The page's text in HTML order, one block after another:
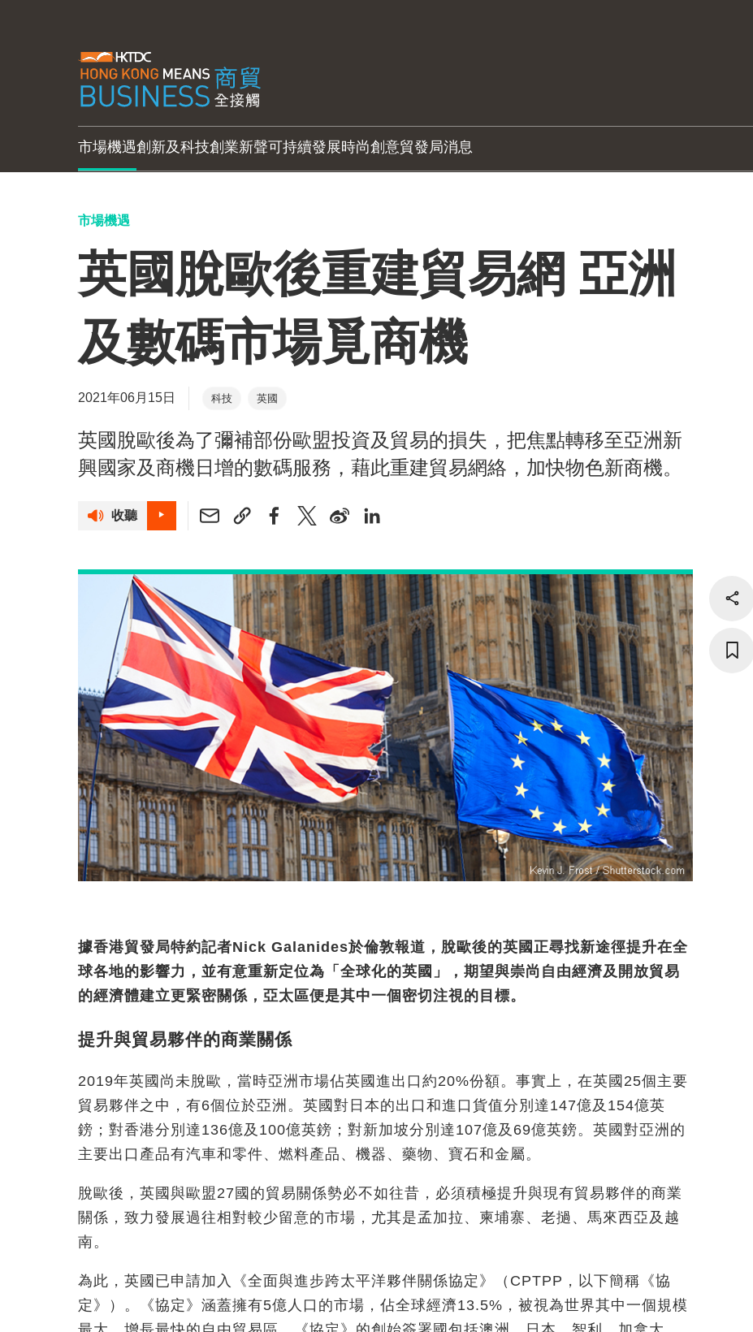
市場機遇創新及科技創業新聲可持續發展時尚創意貿發局消息
市場機遇
英國脫歐後重建貿易網 亞洲
及數碼市場覓商機
2021年06月15日 科技 英國
英國脫歐後為了彌補部份歐盟投資及貿易的損失，把焦點轉移至亞洲新
興國家及商機日增的數碼服務，藉此重建貿易網絡，加快物色新商機。
收聽
據香港貿發局特約記者Nick Galanides於倫敦報道，脫歐後的英國正尋找新途徑提升在全
球各地的影響力，並有意重新定位為「全球化的英國」，期望與崇尚自由經濟及開放貿易
的經濟體建立更緊密關係，亞太區便是其中一個密切注視的目標。
提升與貿易夥伴的商業關係
2019年英國尚未脫歐，當時亞洲市場佔英國進出口約20%份額。事實上，在英國25個主要
貿易夥伴之中，有6個位於亞洲。英國對日本的出口和進口貨值分別達147億及154億英
鎊；對香港分別達136億及100億英鎊；對新加坡分別達107億及69億英鎊。英國對亞洲的
主要出口產品有汽車和零件、燃料產品、機器、藥物、寶石和金屬。
脫歐後，英國與歐盟27國的貿易關係勢必不如往昔，必須積極提升與現有貿易夥伴的商業
關係，致力發展過往相對較少留意的市場，尤其是孟加拉、柬埔寨、老撾、馬來西亞及越
南。
為此，英國已申請加入《全面與進步跨太平洋夥伴關係協定》（CPTPP，以下簡稱《協
定》）。《協定》涵蓋擁有5億人口的市場，佔全球經濟13.5%，被視為世界其中一個規模